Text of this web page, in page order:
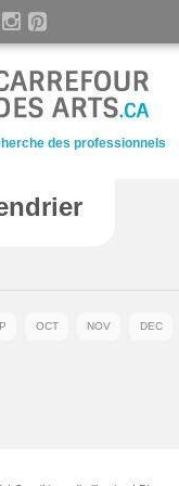
des professionnels
OCT NOV DEC